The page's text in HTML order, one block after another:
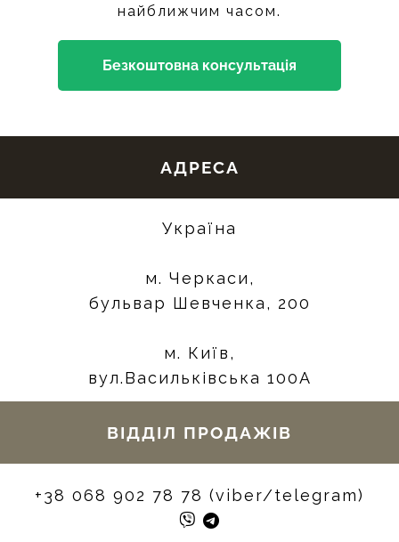
найближчим часом.
Безкоштовна консультація
АДРЕСА
Україна
м. Черкаси,
бульвар Шевченка, 200
м. Київ,
вул.Васильківська 100А
ВІДДІЛ ПРОДАЖІВ
+38 068 902 78 78 (viber/telegram)